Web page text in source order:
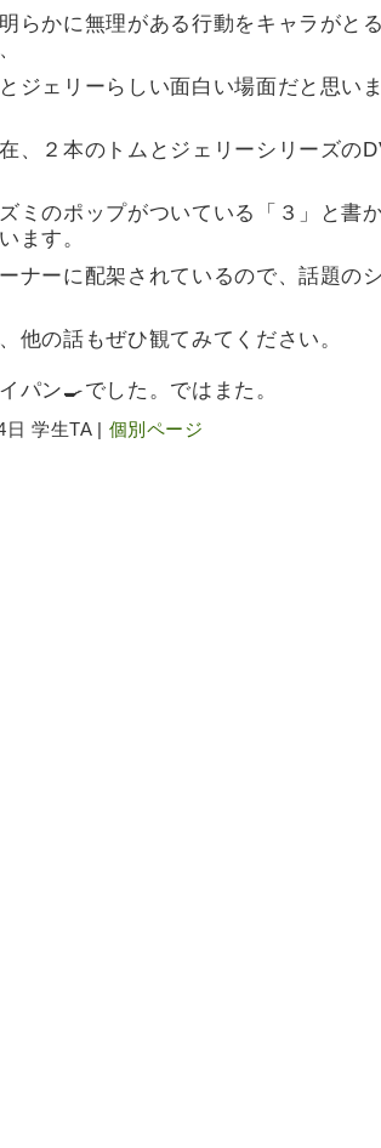
らかに無理がある行動をキャラがと
ジェリーらしい面白い場面だと思い
、２本のトムとジェリーシリーズの
ミのポップがついている「３」と書
ます。
ナーに配架されているので、話題の
他の話もぜひ観てみてください。
パン🍳でした。ではまた。
日 学生TA | 個別ページ